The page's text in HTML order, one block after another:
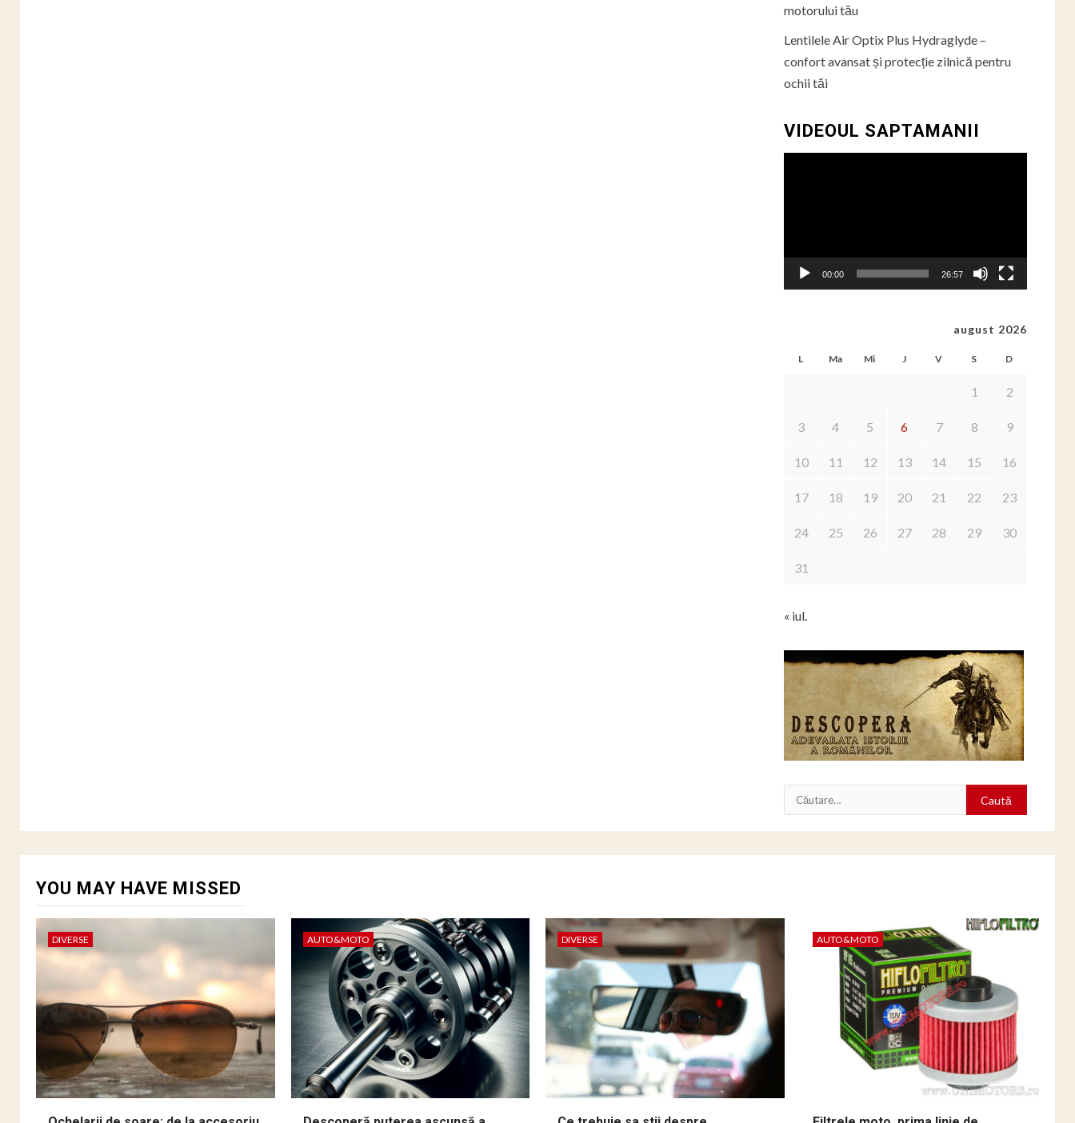
motorului tău
Lentilele Air Optix Plus Hydraglyde –
confort avansat și protecție zilnică pentru
ochii tăi
VIDEOUL SAPTAMANII
00:00 26:57
august 2026
L Ma Mi J V S D
1 2
3 4 5 6 7 8 9
10 11 12 13 14 15 16
17 18 19 20 21 22 23
24 25 26 27 28 29 30
31
« iul.
Caută
după:
YOU MAY HAVE MISSED
DIVERSE AUTO&MOTO DIVERSE AUTO&MOTO